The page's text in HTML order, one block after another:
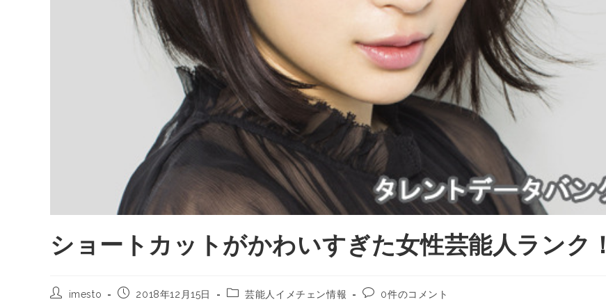
ショートカットがかわいすぎた女性芸能人ランク！
imesto 2018年12月15日 芸能人イメチェン情報 0件のコメント